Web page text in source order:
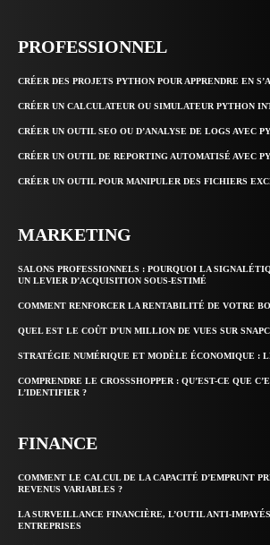
PROFESSIONNEL
CRÉER DES PROJETS PYTHON POUR APPRENDRE EN
CRÉER UN CALCULATEUR OU SIMULATEUR PYTHON
CRÉER UN OUTIL SEO OU D’ANALYSE DE LOGS AVEC
CRÉER UN OUTIL DE REPORTING AUTOMATISÉ AVEC
CRÉER UN OUTIL POUR MANIPULER DES FICHIERS
MARKETING
SALONS PROFESSIONNELS : POURQUOI LA
UN LEVIER D’ACQUISITION SOUS-ESTIMÉ
COMMENT RENFORCER LA RENTABILITÉ DE VOTRE
QUEL EST LE COÛT D’UN MILLION DE VUES SUR
STRATÉGIE NUMÉRIQUE ET MODÈLE ÉCONOMIQUE :
COMPRENDRE LE CROSSSHOPPER : QU’EST-CE QUE
L’IDENTIFIER ?
FINANCE
COMMENT LE CALCUL DE LA CAPACITÉ D’EMPRUNT
REVENUS VARIABLES ?
LA SURVEILLANCE FINANCIÈRE, L’OUTIL ANTI-
ENTREPRISES